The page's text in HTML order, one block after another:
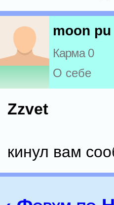
moon pu
Карма 0
О себе
Zzvet
кинул вам